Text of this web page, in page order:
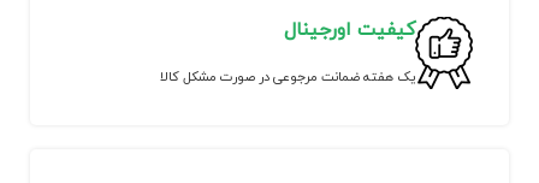
کیفیت اورجینال
یک هفته ضمانت مرجوعی در صورت مشکل کالا